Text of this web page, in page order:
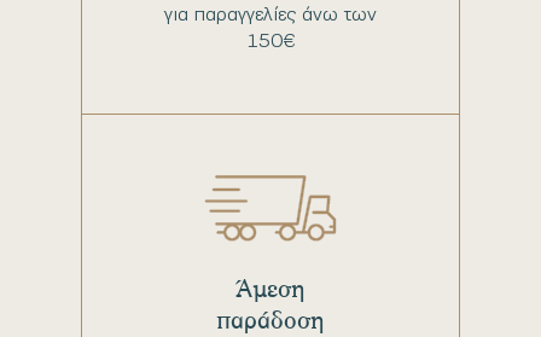
για παραγγελίες άνω των
150€
Άμεση
παράδοση